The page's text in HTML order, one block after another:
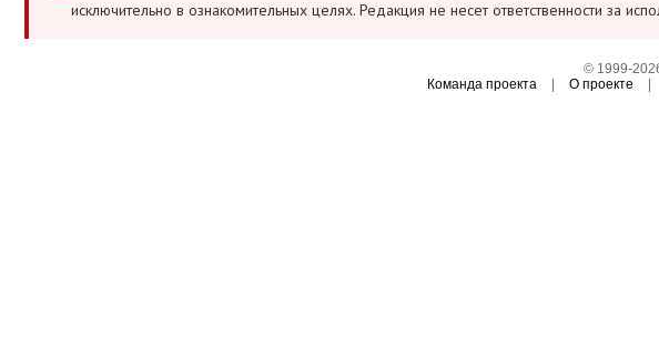
исключительно в ознакомительных целях. Редакция не несет ответственности за
© 1999-
Команда проекта
О проекте